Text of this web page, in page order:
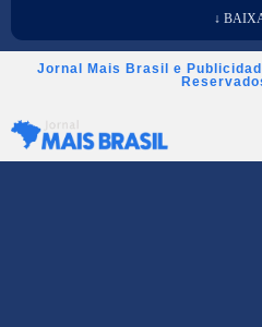
↓
Jornal Mais Brasil e